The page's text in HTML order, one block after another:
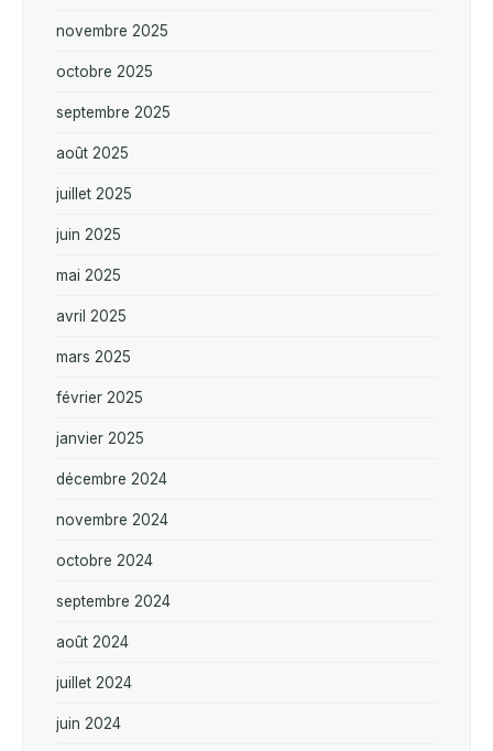
novembre 2025
octobre 2025
septembre 2025
août 2025
juillet 2025
juin 2025
mai 2025
avril 2025
mars 2025
février 2025
janvier 2025
décembre 2024
novembre 2024
octobre 2024
septembre 2024
août 2024
juillet 2024
juin 2024